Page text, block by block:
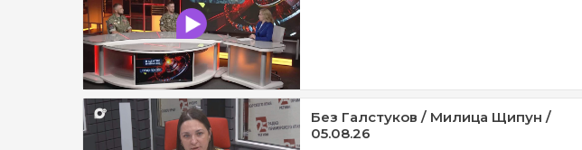
Без Галстуков / Милица Щипун /
05.08.26